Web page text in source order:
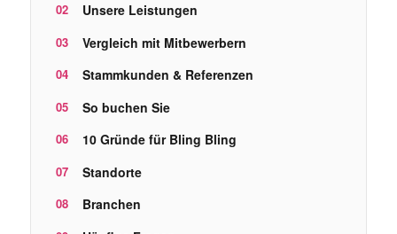
Unsere Leistungen
Vergleich mit Mitbewerbern
Stammkunden & Referenzen
So buchen Sie
10 Gründe für Bling Bling
Standorte
Branchen